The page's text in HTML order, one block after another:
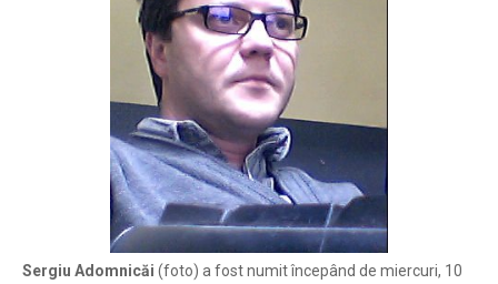
Sergiu Adomnicăi (foto) a fost numit începând de miercuri, 10